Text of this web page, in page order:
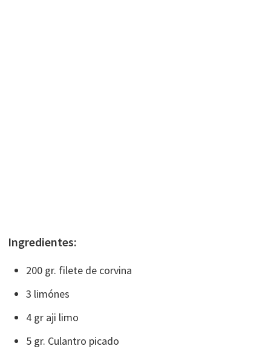
Ingredientes:
200 gr. filete de corvina
3 limónes
4 gr aji limo
5 gr. Culantro picado